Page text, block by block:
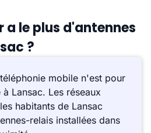
a le plus d'antennes
?
mobile n'est pour
Lansac. Les réseaux
habitants de Lansac
relais installées dans